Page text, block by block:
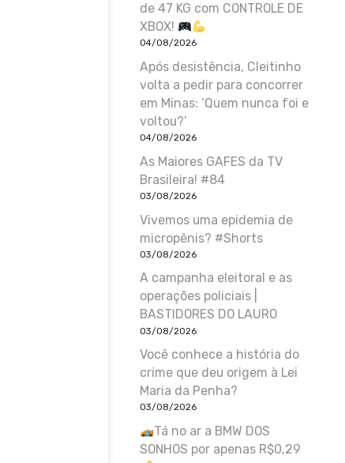
de 47 KG com CONTROLE DE
XBOX!
04/08/2026
Após desistência, Cleitinho
volta a pedir para concorrer
em Minas: ‘Quem nunca foi e
voltou?’
04/08/2026
As Maiores GAFES da TV
Brasileira! #84
03/08/2026
Vivemos uma epidemia de
micropênis? #Shorts
03/08/2026
A campanha eleitoral e as
operações policiais |
BASTIDORES DO LAURO
03/08/2026
Você conhece a história do
crime que deu origem à Lei
Maria da Penha?
03/08/2026
Tá no ar a BMW DOS
SONHOS por apenas R$0,29